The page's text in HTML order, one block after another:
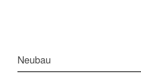
Neubau